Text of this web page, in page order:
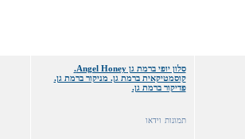
סלון יופי ברמת גן Angel Honey.
קוסמטיקאית ברמת גן. מניקור ברמת גן.
פדיקור ברמת גן.
תמונות וידאו